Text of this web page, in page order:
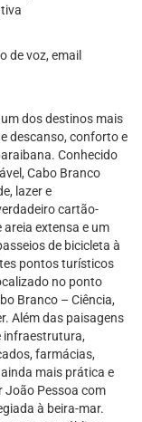
de voz, email
dos destinos mais
descanso, conforto e
Conhecido
Cabo Branco
lazer e
cartão-
extensa e um
de bicicleta à
pontos turísticos
no ponto
Branco – Ciência,
Além das paisagens
infraestrutura,
farmácias,
mais prática e
João Pessoa com
à beira-mar.